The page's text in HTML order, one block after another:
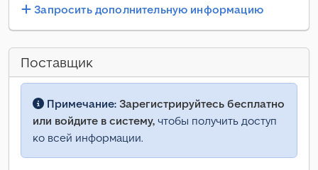
Запросить дополнительную информацию
Поставщик
Примечание: Зарегистрируйтесь бесплатно
или войдите в систему, чтобы получить доступ
ко всей информации.